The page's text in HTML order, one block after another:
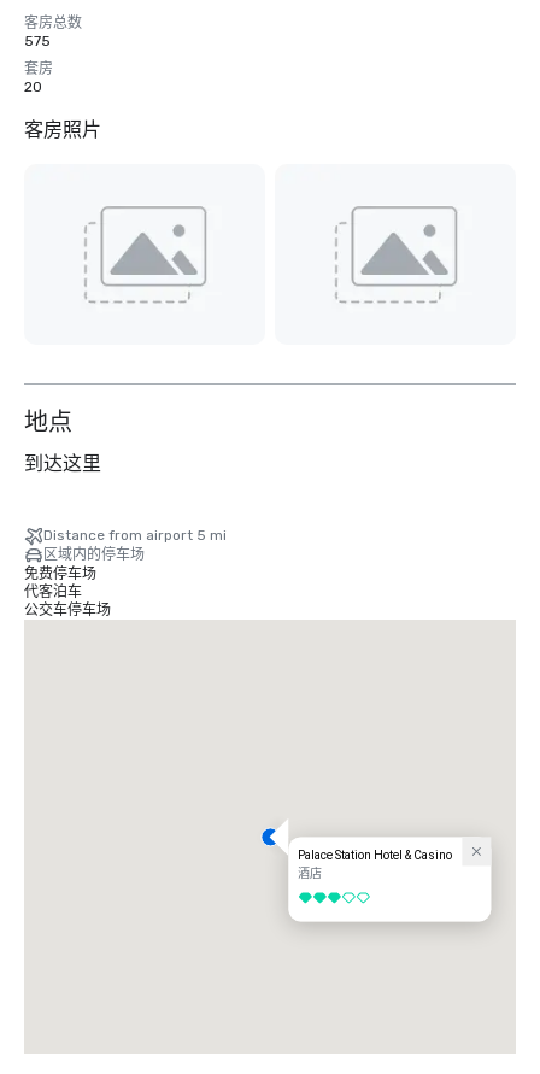
客房总数
575
套房
20
客房照片
地点
到达这里
Distance from airport 5 mi
区域内的停车场
免费停车场
代客泊车
公交车停车场
Palace Station Hotel & Casino
酒店
3/5